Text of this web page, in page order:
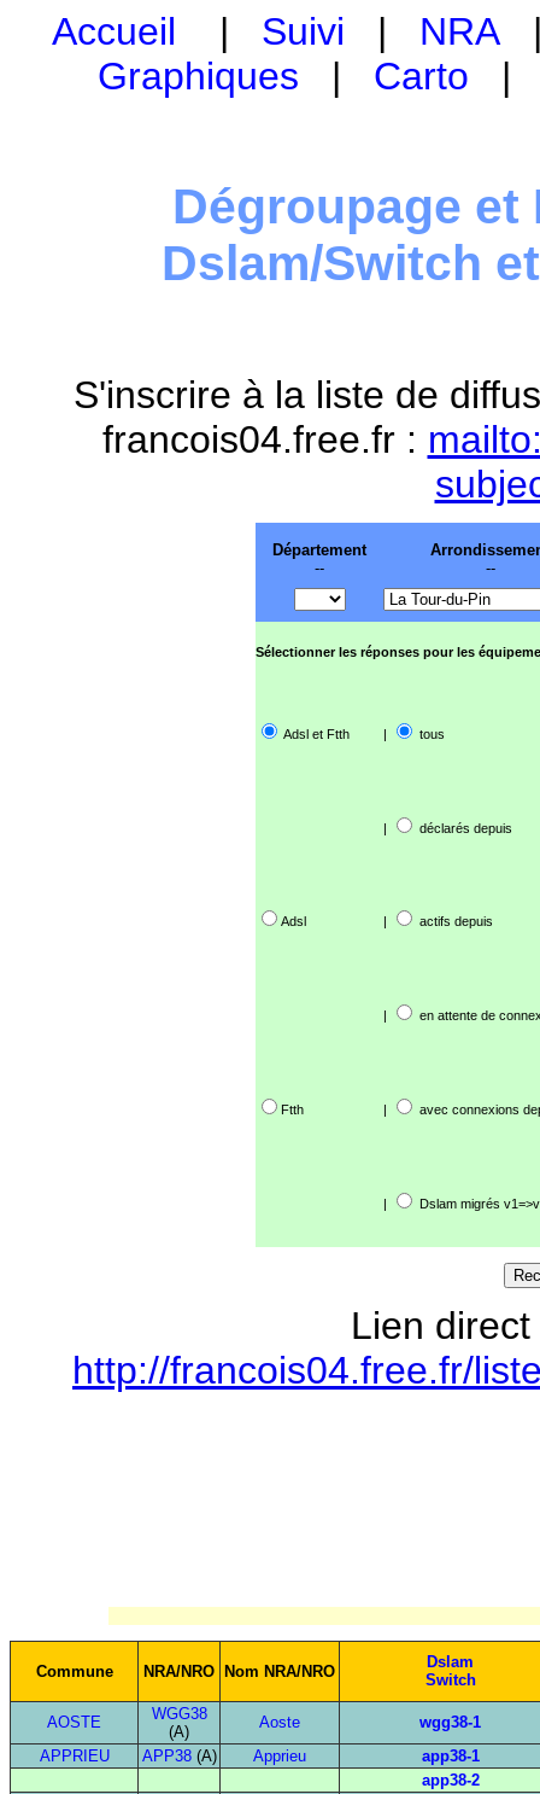
Accueil | Suivi | NRA
Graphiques | Carto
Dégroupage et
Dslam/Switch
S'inscrire à la liste de
francois04.free.fr :
Département
--
--
Sélectionner les réponses pour les
Adsl et Ftth | tous
| déclarés depuis
Adsl | actifs depuis
| en attente de
Ftth | avec connexions
| Dslam migrés
Lien
http://francois04.free.fr/
Commune NRA/NRO Nom NRA/NRO
Dslam
Switch
AOSTE
WGG38
(A)
Aoste
wgg38-1
APPRIEU
APP38(A) Apprieu
app38-1
app38-2